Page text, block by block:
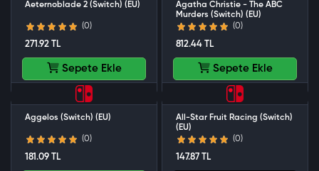
Aeternoblade 2 (Switch) (EU)
(0)
271.92 TL
Sepete Ekle
Agatha Christie - The ABC
Murders (Switch) (EU)
(0)
812.44 TL
Sepete Ekle
Aggelos (Switch) (EU)
(0)
181.09 TL
All-Star Fruit Racing (Switch)
(EU)
(0)
147.87 TL